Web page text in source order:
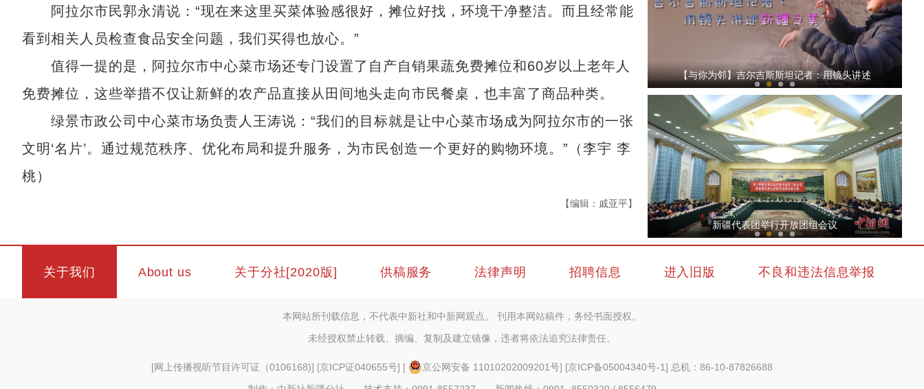
阿拉尔市民郭永清说：“现在来这里买菜体验感很好，摊位好找，环境干净整洁。而且经常能
看到相关人员检查食品安全问题，我们买得也放心。”
值得一提的是，阿拉尔市中心菜市场还专门设置了自产自销果蔬免费摊位和60岁以上老年人
免费摊位，这些举措不仅让新鲜的农产品直接从田间地头走向市民餐桌，也丰富了商品种类。
绿景市政公司中心菜市场负责人王涛说：“我们的目标就是让中心菜市场成为阿拉尔市的一张
文明‘名片’。通过规范秩序、优化布局和提升服务，为市民创造一个更好的购物环境。”（李宇 李
桃）
【编辑：戚亚平】
【与你为邻】吉尔吉斯斯坦记者：用镜头讲述
【与你为邻】乌兹小哥中国行：用镜头记录真
【与你为邻】乌兹别克斯坦纪录片导演：吐鲁
新疆代表团举行开放团组会议
关于我们 About us 关于分社[2020版] 供稿服务 法律声明 招聘信息 进入旧版 不良和违法信息举报
本网站所刊载信息，不代表中新社和中新网观点。 刊用本网站稿件，务经书面授权。
未经授权禁止转载、摘编、复制及建立镜像，违者将依法追究法律责任。
[网上传播视听节目许可证（0106168)] [京ICP证040655号] [ 京公网安备 11010202009201号] [京ICP备05004340号-1] 总机：86-10-87826688